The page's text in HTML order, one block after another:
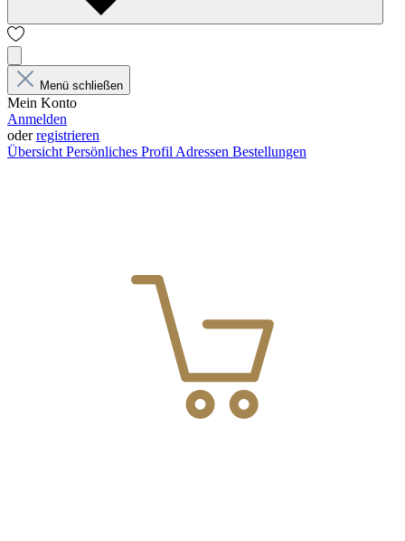
Menü schließen
Mein Konto
Anmelden
oderregistrieren
Übersicht Persönliches Profil Adressen Bestellungen